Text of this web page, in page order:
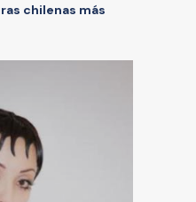
chilenas más